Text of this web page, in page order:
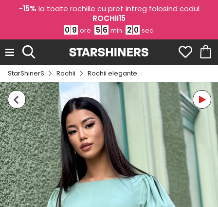
-15% la toate rochiile cu pret intreg folosind codul
ROCHII15
0 9 ore 5 6 min 2 0 sec
StarShinerS Rochii Rochii elegante